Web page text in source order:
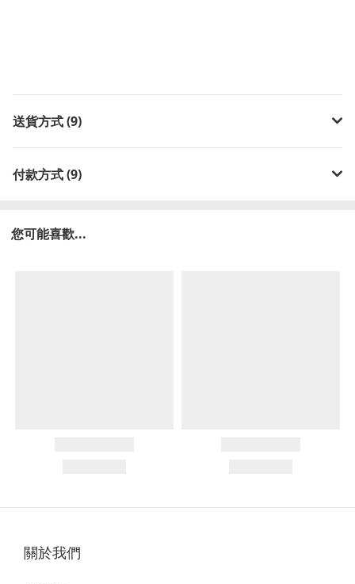
送貨方式 (9)
付款方式 (9)
您可能喜歡...
關於我們